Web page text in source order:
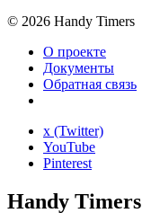
© 2026 Handy Timers
О проекте
Документы
Обратная связь
x (Twitter)
YouTube
Pinterest
Handy Timers